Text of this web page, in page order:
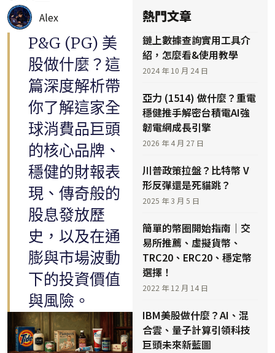
Alex
P&G (PG) 美
股做什麼？這
篇深度解析帶
你了解這家全
球消費品巨頭
的核心品牌、
穩健的財報表
現、傳奇般的
股息發放歷
史，以及在通
膨與市場波動
下的投資價值
與風險。
熱門文章
鏈上數據查詢實用工具介
紹，怎麼看&使用教學
2024 年 10 月 24 日
亞力 (1514) 做什麼？重電
穩健推手解密台積電AI強
韌電網成長引擎
2026 年 4 月 27 日
川普政策拉盤？比特幣 V
形反彈還是死貓跳？
2025 年 3 月 5 日
簡單的幣圈開始指南｜交
易所推薦、虛擬貨幣、
TRC20、ERC20、穩定幣
選擇！
2022 年 12 月 14 日
IBM美股做什麼？AI、混
合雲、量子計算引領科技
巨頭未來新藍圖